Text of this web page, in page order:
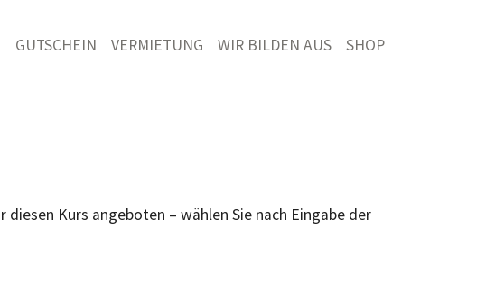
GUTSCHEIN VERMIETUNG WIR BILDEN AUS SHOP
diesen Kurs angeboten – wählen Sie nach Eingabe der